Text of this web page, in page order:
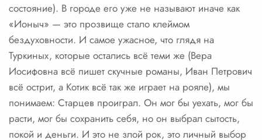
состояние). В городе его уже не называют иначе как
«Ионыч» — это прозвище стало клеймом
бездуховности. И самое ужасное, что глядя на
Туркиных, которые остались всё теми же (Вера
Иосифовна всё пишет скучные романы, Иван Петрович
всё острит, а Котик всё так же играет на рояле), мы
понимаем: Старцев проиграл. Он мог бы уехать, мог бы
расти, мог бы сохранить себя, но он выбрал сытость,
покой и деньги. И это не злой рок, это личный выбор